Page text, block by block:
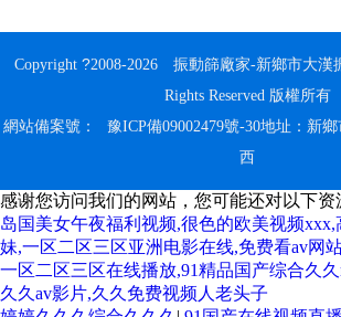
Copyright ?2008-2026 振動篩廠家-新鄉市大漢
Rights Reserved 版權所有
網站備案號：
豫ICP備09002479號-30地址：新鄉
西
感谢您访问我们的网站，您可能还对以下资
岛国美女午夜福利视频,很色的欧美视频
妹,一区二区三区亚洲电影在线,免费看av网
一区二区三区在线播放,91精品国产综合久久
久久av影片,久久免费视频人老头子